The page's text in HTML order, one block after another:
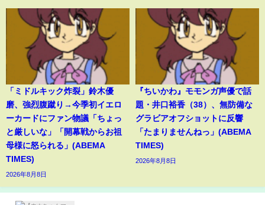
「ミドルキック炸裂」鈴木優
磨、強烈腹蹴り→今季初イエロ
ーカードにファン物議「ちょっ
と厳しいな」「開幕戦からお祖
母様に怒られる」(ABEMA
TIMES)
2026年8月8日
『ちいかわ』モモンガ声優で話
題・井口裕香（38）、無防備な
グラビアオフショットに反響
「たまりませんねっ」(ABEMA
TIMES)
2026年8月8日